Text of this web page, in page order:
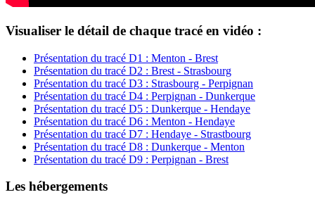
Visualiser le détail de chaque tracé en vidéo :
Présentation du tracé D1 : Menton - Brest
Présentation du tracé D2 : Brest - Strasbourg
Présentation du tracé D3 : Strasbourg - Perpignan
Présentation du tracé D4 : Perpignan - Dunkerque
Présentation du tracé D5 : Dunkerque - Hendaye
Présentation du tracé D6 : Menton - Hendaye
Présentation du tracé D7 : Hendaye - Strastbourg
Présentation du tracé D8 : Dunkerque - Menton
Présentation du tracé D9 : Perpignan - Brest
Les hébergements